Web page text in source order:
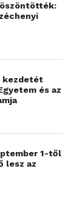
kezdetét
és az
1-től
lesz az